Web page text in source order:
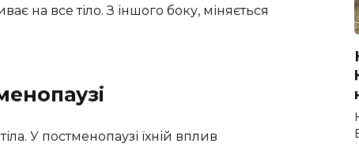
на все тіло. З іншого боку, міняється
У постменопаузі їхній вплив